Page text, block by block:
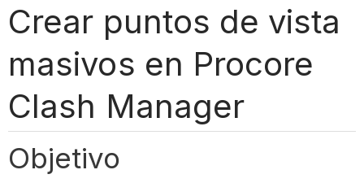
Crear puntos de vista
masivos en Procore
Clash Manager
Objetivo